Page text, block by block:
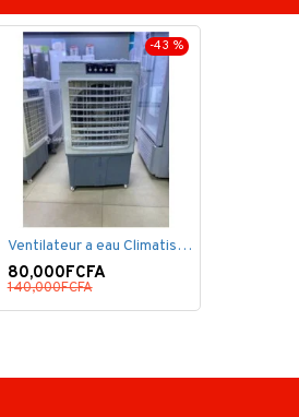
-43 %
Ventilateur a eau Climatiseur Mobile Grand Model.
80,000FCFA
140,000FCFA